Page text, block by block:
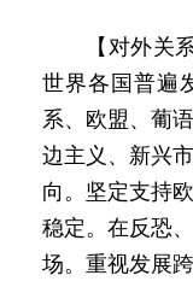
【对外关
世界各国普遍
系、欧盟、葡
边主义、新兴
向。坚定支持
稳定。在反恐
场。重视发展